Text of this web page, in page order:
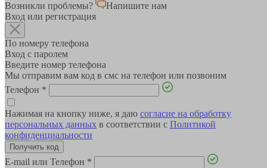
Возникли проблемы?
Напишите нам
Вход или регистрация
По номеру телефона
Вход с паролем
Введите номер телефона
Мы отправим вам код в смс на телефон или позвоним
Телефон *
Нажимая на кнопку ниже, я даю согласие на обработку
персональных данных в соответствии с Политикой
конфиденциальности
E-mail или Телефон *